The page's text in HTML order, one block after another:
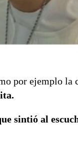
por ejemplo la
sintió al